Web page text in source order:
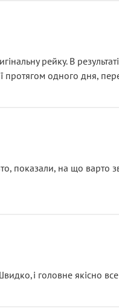
рейку. В
протягом одного дня,
на що варто
головне якісно